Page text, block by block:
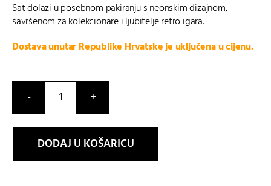
Sat dolazi u posebnom pakiranju s neonskim dizajnom,
savršenom za kolekcionare i ljubitelje retro igara.
Dostava unutar Republike Hrvatske je uključena u cijenu.
A168WEPC-
7AER
količina
DODAJ U KOŠARICU